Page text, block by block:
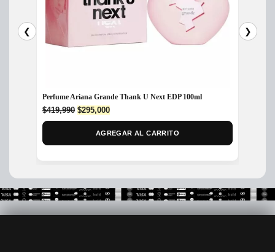
❮
Perfume Ariana Grande Thank U Next EDP 100ml
$419,990 Original
price
$295,000Current
price
is:
AGREGAR AL CARRITO
❯